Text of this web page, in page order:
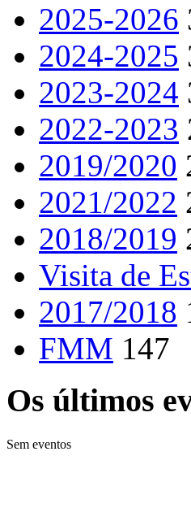
2025-2026
2024-2025
2023-2024
2022-2023
2019/2020
2021/2022
2018/2019
Visita de
2017/2018
FMM 147
Os últimos
Sem eventos